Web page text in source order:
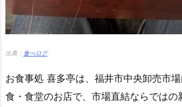
出典： 食べログ
お食事処 喜多亭は、福井市中央卸売市
食・食堂のお店で、市場直結ならではの